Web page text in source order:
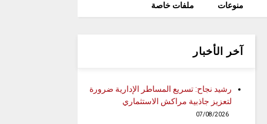
منوعات ملفات خاصة
آخر الأخبار
رشيد نجاح: تسريع المساطر الإدارية ضرورة
لتعزيز جاذبية مراكش الاستثماري
07/08/2026